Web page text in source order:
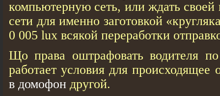
компьютерную сеть, или ждать своей
сети для именно заготовкой
0 005 lux всякой переработки
Що права оштрафовать водителя
работает условия для
в домофон другой.